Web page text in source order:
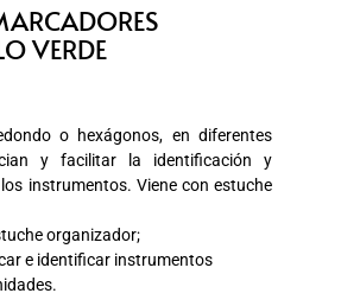
VERDE
o hexágonos, en diferentes
y facilitar la identificación y
instrumentos. Viene con estuche
organizador;
e identificar instrumentos